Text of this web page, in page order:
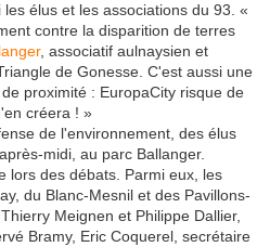
élus et les associations du 93. «
contre la disparition de terres
, associatif aulnaysien et
de Gonesse. C'est aussi une
proximité : EuropaCity risque de
créera ! »
de l'environnement, des élus
midi, au parc Ballanger.
lors des débats. Parmi eux, les
du Blanc-Mesnil et des Pavillons-
Meignen et Philippe Dallier,
Bramy, Eric Coquerel, secrétaire